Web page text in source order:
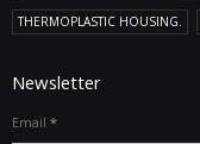
THERMOPLASTIC HOUSING.
Newsletter
Email *